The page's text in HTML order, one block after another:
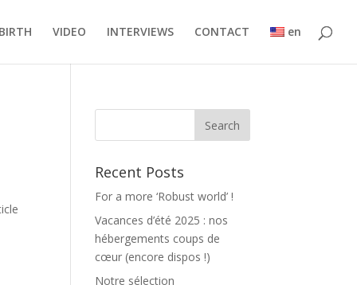
VIDEO INTERVIEWS CONTACT en
Recent Posts
For a more ‘Robust world’ !
Vacances d’été 2025 : nos
hébergements coups de
cœur (encore dispos !)
Notre sélection